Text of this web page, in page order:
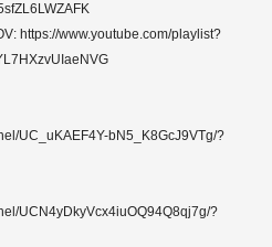
https://www.youtube.com/playlist?
UC_uKAEF4Y-bN5_K8GcJ9VTg/?
UCN4yDkyVcx4iuOQ94Q8qj7g/?